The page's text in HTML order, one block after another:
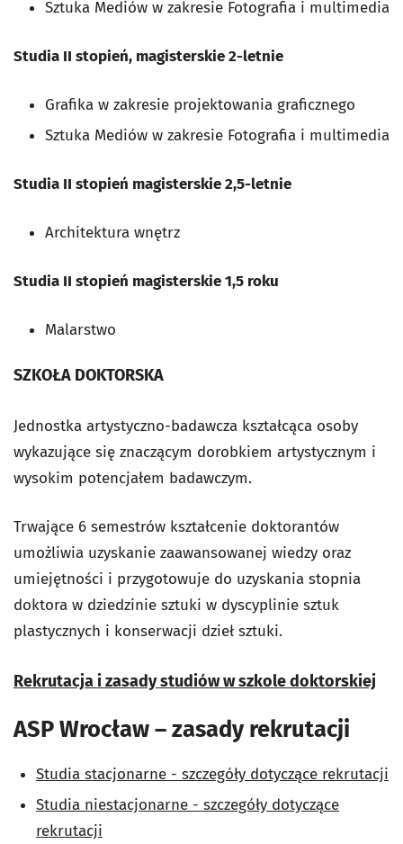
Sztuka Mediów w zakresie Fotografia i multimedia
Studia II stopień, magisterskie 2-letnie
Grafika w zakresie projektowania graficznego
Sztuka Mediów w zakresie Fotografia i multimedia
Studia II stopień magisterskie 2,5-letnie
Architektura wnętrz
Studia II stopień magisterskie 1,5 roku
Malarstwo
SZKOŁA DOKTORSKA
Jednostka artystyczno-badawcza kształcąca osoby
wykazujące się znaczącym dorobkiem artystycznym i
wysokim potencjałem badawczym.
Trwające 6 semestrów kształcenie doktorantów
umożliwia uzyskanie zaawansowanej wiedzy oraz
umiejętności i przygotowuje do uzyskania stopnia
doktora w dziedzinie sztuki w dyscyplinie sztuk
plastycznych i konserwacji dzieł sztuki.
Rekrutacja i zasady studiów w szkole doktorskiej
ASP Wrocław – zasady rekrutacji
Studia stacjonarne - szczegóły dotyczące rekrutacji
Studia niestacjonarne - szczegóły dotyczące
rekrutacji